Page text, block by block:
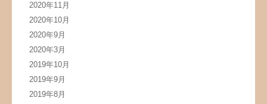
2020年11月
2020年10月
2020年9月
2020年3月
2019年10月
2019年9月
2019年8月